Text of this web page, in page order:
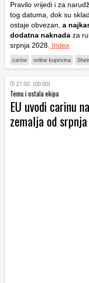
Pravilo vrijedi i za
tog datuma, dok su
ostaje obvezan, a
dodatna naknada za
srpnja 2028. Index
carine online kupovina
27.02. (00:00)
Temu i ostala ekipa
EU uvodi carinu
zemalja od